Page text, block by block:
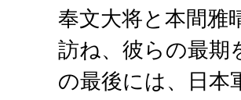
奉文大将と本間雅
訪ね、彼らの最期
の最後には、日本